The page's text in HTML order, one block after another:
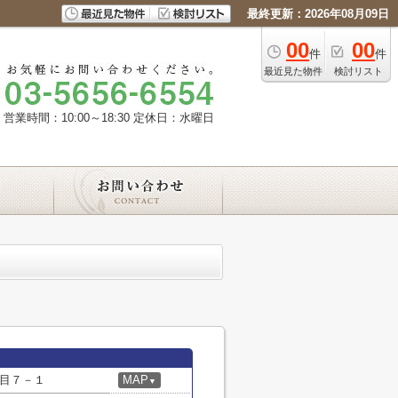
最終更新：2026年08月09日
00件
最近見た物件
00件
検討リスト
営業時間：10:00～18:30 定休日：水曜日
７－１ MAP ▼